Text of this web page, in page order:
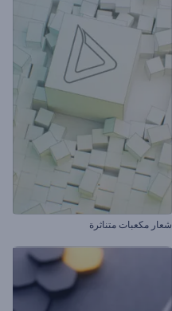
شعار مكعبات متناثرة